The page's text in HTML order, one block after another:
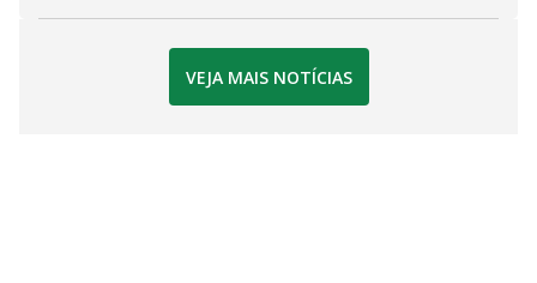
VEJA MAIS NOTÍCIAS